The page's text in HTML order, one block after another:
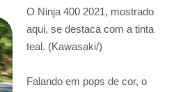
O Ninja 400 2021, mostrado
aqui, se destaca com a tinta
teal. (Kawasaki/)
Falando em pops de cor, o